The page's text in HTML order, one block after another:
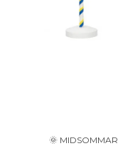
🌞 MIDSOMMAR